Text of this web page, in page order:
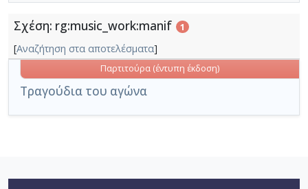
Σχέση: rg:music_work:manif 1
[Αναζήτηση στα αποτελέσματα]
Τραγούδια του αγώνα
Παρτιτούρα (έντυπη έκδοση)